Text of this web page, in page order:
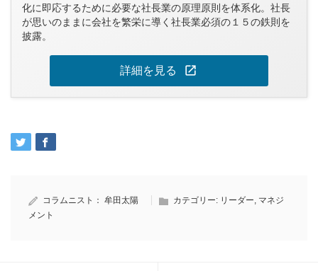
化に即応するために必要な社長業の原理原則を体系化。社長
が思いのままに会社を繁栄に導く社長業必須の１５の鉄則を
披露。
詳細を見る open_in_new
コラムニスト： 牟田太陽 カテゴリー: リーダー, マネジ
メント